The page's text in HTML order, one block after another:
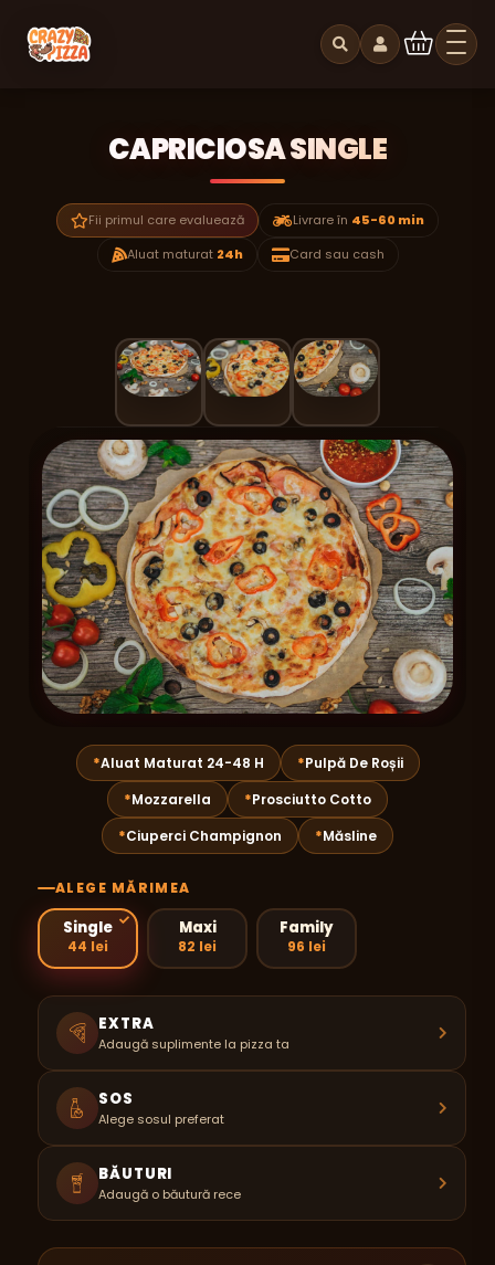
CAPRICIOSA SINGLE
Fii primul care evaluează Livrare în 45-60 min
Aluat maturat 24h Card sau cash
Aluat Maturat 24-48 H
Pulpă De Roșii
Mozzarella
Prosciutto Cotto
Ciuperci Champignon
Măsline
ALEGE MĂRIMEA
Single
44 lei
Maxi
82 lei
Family
96 lei
EXTRA
Adaugă suplimente la pizza ta
SOS
Alege sosul preferat
BĂUTURI
Adaugă o băutură rece